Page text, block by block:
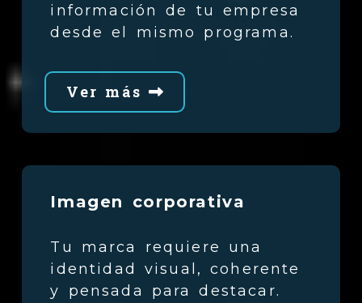
información de tu empresa
desde el mismo programa.
Ver más
Imagen corporativa
Tu marca requiere una
identidad visual, coherente
y pensada para destacar.